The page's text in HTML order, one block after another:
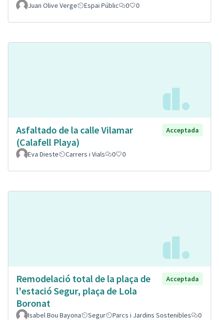
Juan Olive Verge
Espai Públic 0 0
Asfaltado de la calle Vilamar
(Calafell Playa)
Acceptada
Eva Dieste Carrers i Vials 0 0
Remodelació total de la plaça de
l'estació Segur, plaça de Lola
Boronat
Acceptada
Isabel Bou Bayona Segur Parcs i Jardins Sostenibles
0